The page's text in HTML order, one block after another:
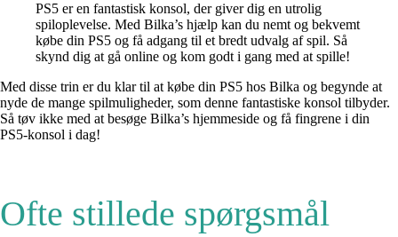
PS5 er en fantastisk konsol, der giver dig en utrolig
spiloplevelse. Med Bilka’s hjælp kan du nemt og bekvemt
købe din PS5 og få adgang til et bredt udvalg af spil. Så
skynd dig at gå online og kom godt i gang med at spille!
Med disse trin er du klar til at købe din PS5 hos Bilka og begynde at
nyde de mange spilmuligheder, som denne fantastiske konsol tilbyder.
Så tøv ikke med at besøge Bilka’s hjemmeside og få fingrene i din
PS5-konsol i dag!
Ofte stillede spørgsmål